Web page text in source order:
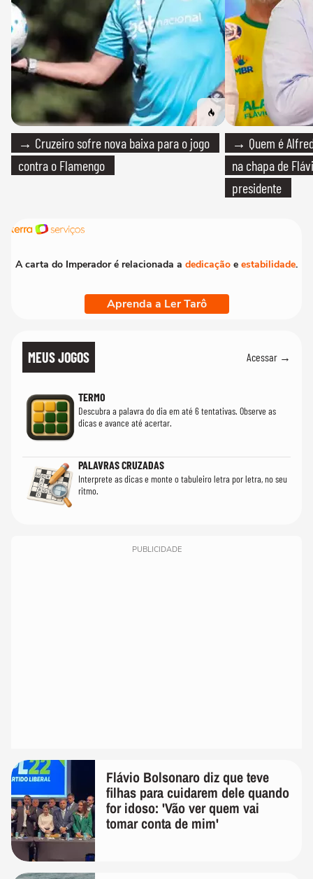
→ Cruzeiro sofre nova baixa para o jogo
contra o Flamengo
→ Quem é
na chapa de
presidente
A carta do Imperador é relacionada a dedicação e estabilidade.
Aprenda a Ler Tarô
MEUS JOGOS Acessar →
TERMO
Descubra a palavra do dia em até 6 tentativas. Observe as
dicas e avance até acertar.
PALAVRAS CRUZADAS
Interprete as dicas e monte o tabuleiro letra por letra, no seu
ritmo.
PUBLICIDADE
Flávio Bolsonaro diz que teve
filhas para cuidarem dele quando
for idoso: 'Vão ver quem vai
tomar conta de mim'